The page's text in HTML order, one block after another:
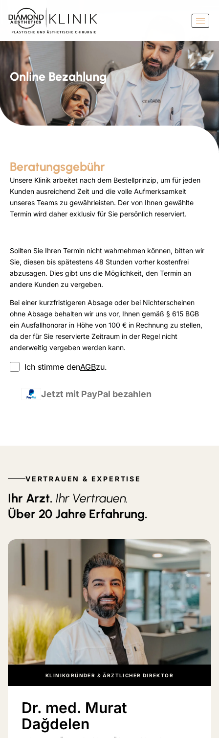
Online Bezahlung
Beratungsgebühr
Unsere Klinik arbeitet nach dem Bestellprinzip, um für jeden
Kunden ausreichend Zeit und die volle Aufmerksamkeit
unseres Teams zu gewährleisten. Der von Ihnen gewählte
Termin wird daher exklusiv für Sie persönlich reserviert.
Sollten Sie Ihren Termin nicht wahrnehmen können, bitten wir
Sie, diesen bis spätestens 48 Stunden vorher kostenfrei
abzusagen. Dies gibt uns die Möglichkeit, den Termin an
andere Kunden zu vergeben.
Bei einer kurzfristigeren Absage oder bei Nichterscheinen
ohne Absage behalten wir uns vor, Ihnen gemäß § 615 BGB
ein Ausfallhonorar in Höhe von 100 € in Rechnung zu stellen,
da der für Sie reservierte Zeitraum in der Regel nicht
anderweitig vergeben werden kann.
Ich stimme denAGBzu.
Jetzt mit PayPal bezahlen
VERTRAUEN & EXPERTISE
Ihr Arzt. Ihr Vertrauen.
Über 20 Jahre Erfahrung.
KLINIKGRÜNDER & ÄRZTLICHER DIREKTOR
Dr. med. Murat
Dağdelen